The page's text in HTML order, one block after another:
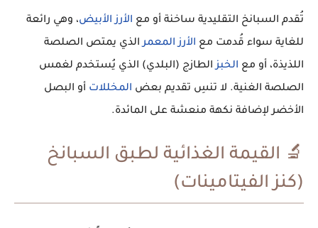
تُقدم السبانخ التقليدية ساخنة أو مع الأرز الأبيض، وهي رائعة
للغاية سواء قُدمت مع الأرز المعمرالذي يمتص الصلصة
اللذيذة، أو مع الخبزالطازج (البلدي) الذي يُستخدم لغمس
الصلصة الغنية. لا تنسِ تقديم بعض المخللات أو البصل
الأخضر لإضافة نكهة منعشة على المائدة.
🔬 القيمة الغذائية لطبق السبانخ
(كنز الفيتامينات)